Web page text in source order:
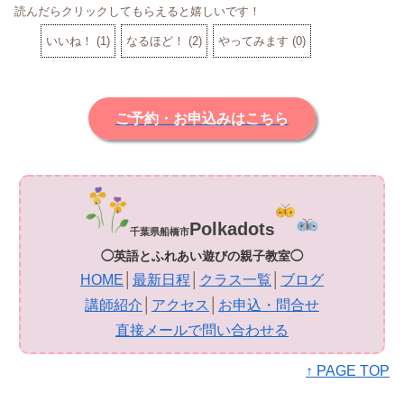
読んだらクリックしてもらえると嬉しいです！
いいね！ (1) なるほど！ (2) やってみます (0)
ご予約・お申込みはこちら
千葉県船橋市Polkadots
◯英語とふれあい遊びの親子教室◯
HOME 最新日程 クラス一覧
ブログ
講師紹介
アクセス
お申込・問合せ
直接メールで問い合わせる
↑ PAGE TOP